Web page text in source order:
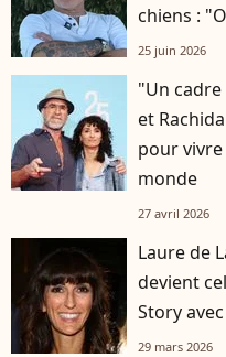
chiens :
25 juin 2026
"Un cadre
et
pour
monde
27 avril 2026
Laure de
devient
Story
29 mars 2026